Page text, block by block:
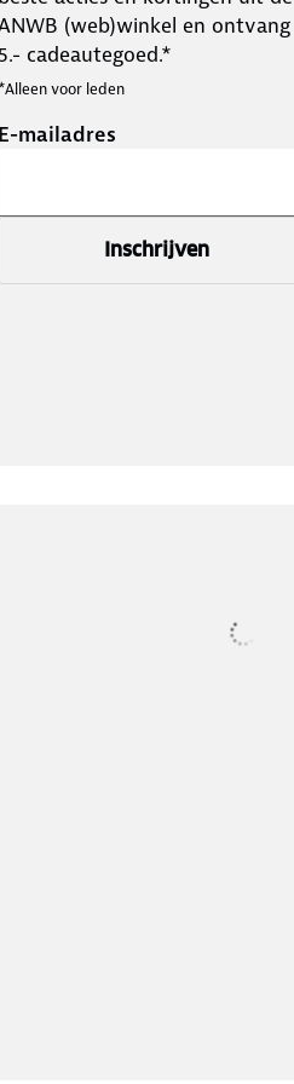
(web)winkel en ontvang
5.- cadeautegoed.*
*Alleen voor leden
E-mailadres
Inschrijven